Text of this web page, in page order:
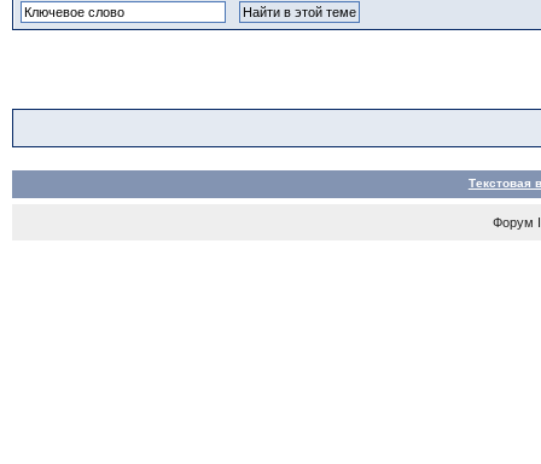
Текстовая
Форум